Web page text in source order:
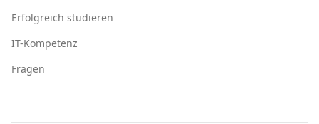
Erfolgreich studieren
IT-Kompetenz
Fragen